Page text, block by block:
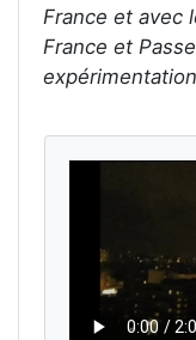
France et avec
France et